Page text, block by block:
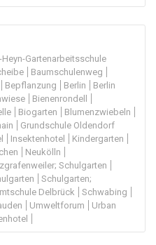
Gartenarbeitsschule
Baumschulenweg
Bepflanzung Berlin
Berlin
Bienenrondell
Biogarten
Blumenzwiebeln
Grundschule Oldendorf
Insektenhotel
Kindergarten
Neukölln
Schulgarten
Schulgarten;
Delbrück
Schwabing
Umweltforum
Urban